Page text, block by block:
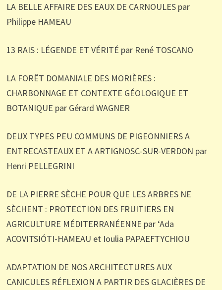
LA BELLE AFFAIRE DES EAUX DE CARNOULES par
Philippe HAMEAU
13 RAIS : LÉGENDE ET VÉRITÉ par René TOSCANO
LA FORÊT DOMANIALE DES MORIÈRES :
CHARBONNAGE ET CONTEXTE GÉOLOGIQUE ET
BOTANIQUE par Gérard WAGNER
DEUX TYPES PEU COMMUNS DE PIGEONNIERS A
ENTRECASTEAUX ET A ARTIGNOSC-SUR-VERDON par
Henri PELLEGRINI
DE LA PIERRE SÈCHE POUR QUE LES ARBRES NE
SÈCHENT : PROTECTION DES FRUITIERS EN
AGRICULTURE MÉDITERRANÉENNE par ‘Ada
ACOVITSIÓTI-HAMEAU et Ioulia PAPAEFTYCHIOU
ADAPTATION DE NOS ARCHITECTURES AUX
CANICULES RÉFLEXION A PARTIR DES GLACIÈRES DE